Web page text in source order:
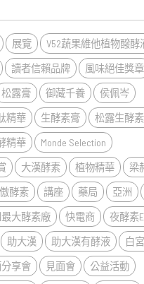
展覽 V52蔬果維他植物醱酵
讀者信賴品牌 風味絕佳獎章
松露膏 御藏千養 侯佩岑
精華 生酵素膏 松露生酵
精華 Monde Selection
大漢酵素 植物精華 梁
酵素 講座 藥局 亞洲
最大酵素廠 快電商 夜酵素
助大漢 助大漢有酵液 白
分享會 見面會 公益活動